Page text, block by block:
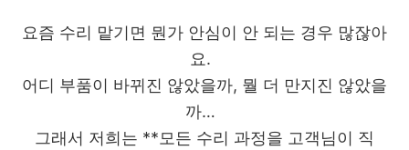
요즘 수리 맡기면 뭔가 안심이 안 되는 경우 많잖아
요.
어디 부품이 바뀌진 않았을까, 뭘 더 만지진 않았을
까…
그래서 저희는 **모든 수리 과정을 고객님이 직